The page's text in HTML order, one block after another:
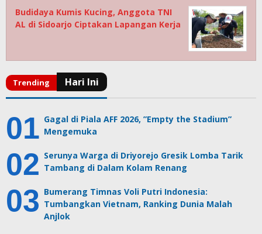
Budidaya Kumis Kucing, Anggota TNI
AL di Sidoarjo Ciptakan Lapangan Kerja
Gagal di Piala AFF 2026, ”Empty the Stadium”
Mengemuka
Serunya Warga di Driyorejo Gresik Lomba Tarik
Tambang di Dalam Kolam Renang
Bumerang Timnas Voli Putri Indonesia:
Tumbangkan Vietnam, Ranking Dunia Malah
Anjlok